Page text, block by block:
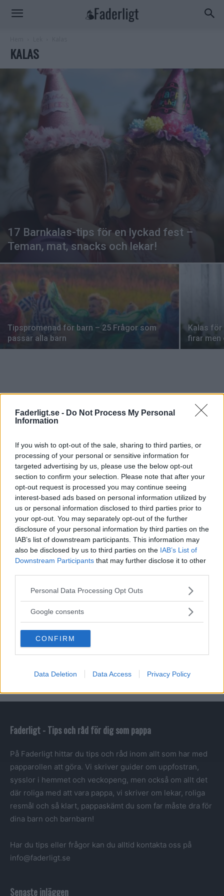
Faderligt.se - Do Not Process My Personal
Information
If you wish to opt-out of the sale, sharing to third parties, or
processing of your personal or sensitive information for
targeted advertising by us, please use the below opt-out
section to confirm your selection. Please note that after your
opt-out request is processed you may continue seeing
interest-based ads based on personal information utilized by
us or personal information disclosed to third parties prior to
your opt-out. You may separately opt-out of the further
disclosure of your personal information by third parties on the
IAB’s list of downstream participants. This information may
also be disclosed by us to third parties on the IAB’s List of
Downstream Participants that may further disclose it to other
Please note that this website/app uses one or more Google
not limited to your visit or usage behaviour. You may click to
use your data for below specified purposes in below Google
consent section.
Personal Data Processing Opt Outs
Google consents
CONFIRM
Data Deletion Data Access Privacy Policy
KALAS
17 Barnkalas-tips för en lyckad fest –
Teman, mat, snacks och lekar!
Tipspromenad för barn – 25 Frågor som
passar alla barn
Kalas för
firar men
VECKANS MEST LÄSTA
Alla barnen skämt – 347 grova, hemska och
roliga varianter!
Ovanliga flicknamn – 273 unika tjejnamn att
välja bland
Ovanliga pojknamn – 426 unika pojknamn att
välja bland!
Torra skämt – 72 Stycken precis lagom
dåliga skämt!
50 Raggningsrepliker som har den där lite
dumma charmen
Faderligt - Tips och råd för dig som pappa
På Faderligt hittar du tips och råd inom allt som har med
papparollen att göra. Vi skriver guider om uppfostran,
sysslor i hemmet och veckopeng, men också om allt det
där roliga med att vara pappa, vi skriver om lekar, roliga
resmål och så klart, pappaskämt du som far måste dra för
dina barn och barnbarn!
Har du tips eller frågor kan du alltid kontakta oss på
info@faderligt.se
Senaste inläggen